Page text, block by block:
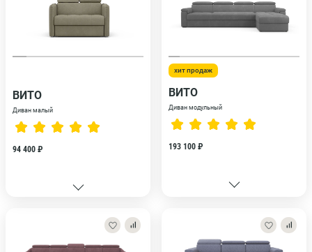
ВИТО
Диван малый
94 400 ₽
хит продаж
ВИТО
Диван модульный
193 100 ₽